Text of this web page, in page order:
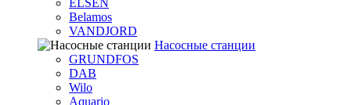
ELSEN
Belamos
VANDJORD
Насосные станции
GRUNDFOS
DAB
Wilo
Aquario